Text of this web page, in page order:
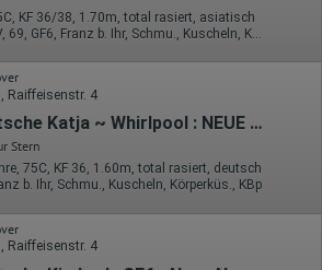
KF 36/38, 1.70m, total rasiert, asiatisch
ZK, AV, 69, GF6, Franz b. Ihr, Schmu., Kuscheln, Körperküs.
Raiffeisenstr. 4
Deutsche Katja ~ Whirlpool : NEUE NUMMER
Stern
75C, KF 36, 1.60m, total rasiert, deutsch
b. Ihr, Schmu., Kuscheln, Körperküs., KBp
Raiffeisenstr. 4